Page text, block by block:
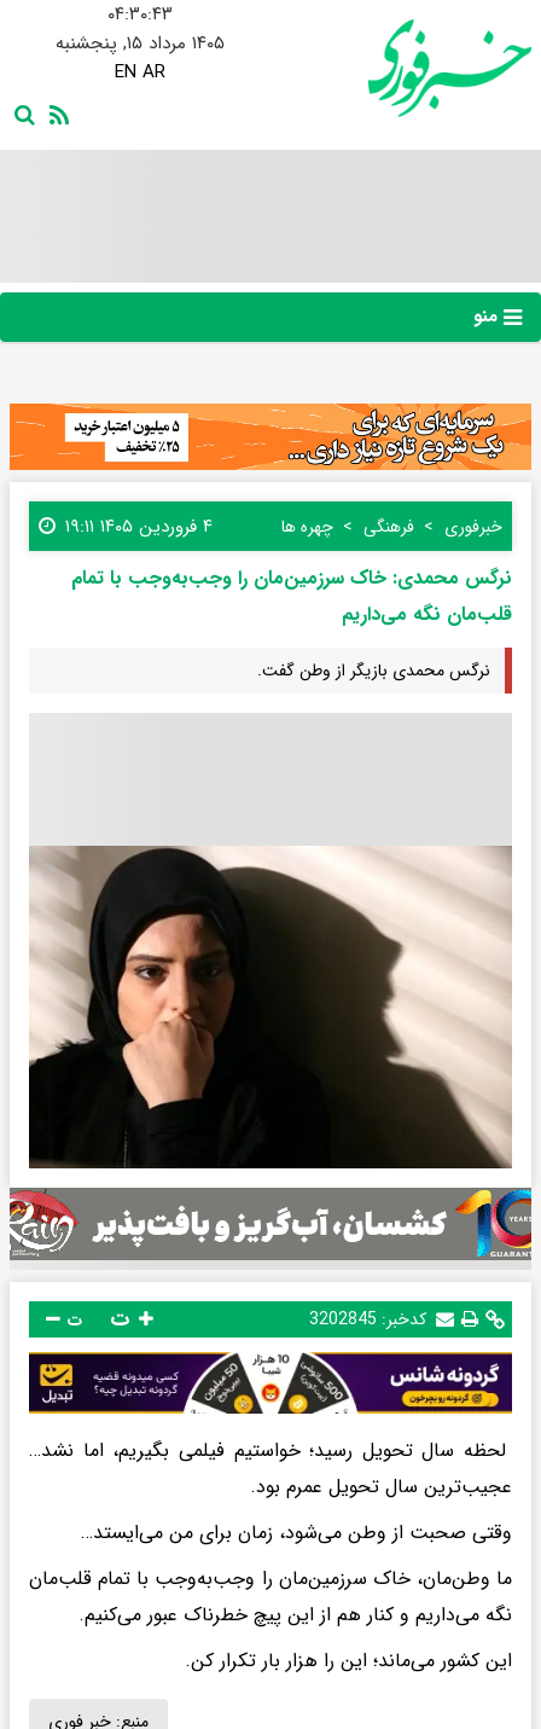
۰۴:۳۰:۴۳
۱۴۰۵ مرداد ۱۵, پنجشنبه
EN AR
منو
خبرفوری فرهنگی چهره ها ۴ فروردین ۱۴۰۵ ۱۹:۱۱
نرگس محمدی: خاک سرزمین‌مان را وجب‌به‌وجب با تمام
قلب‌مان نگه می‌داریم
نرگس محمدی بازیگر از وطن گفت.
کدخبر: 3202845 ت
لحظه سال تحویل رسید؛ خواستیم فیلمی بگیریم، اما نشد…
عجیب‌ترین سال تحویل عمرم بود.
وقتی صحبت از وطن می‌شود، زمان برای من می‌ایستد…
ما وطن‌مان، خاک سرزمین‌مان را وجب‌به‌وجب با تمام قلب‌مان
نگه می‌داریم و کنار هم از این پیچ خطرناک عبور می‌کنیم.
این کشور می‌ماند؛ این را هزار بار تکرار کن.
منبع: خبر فوری